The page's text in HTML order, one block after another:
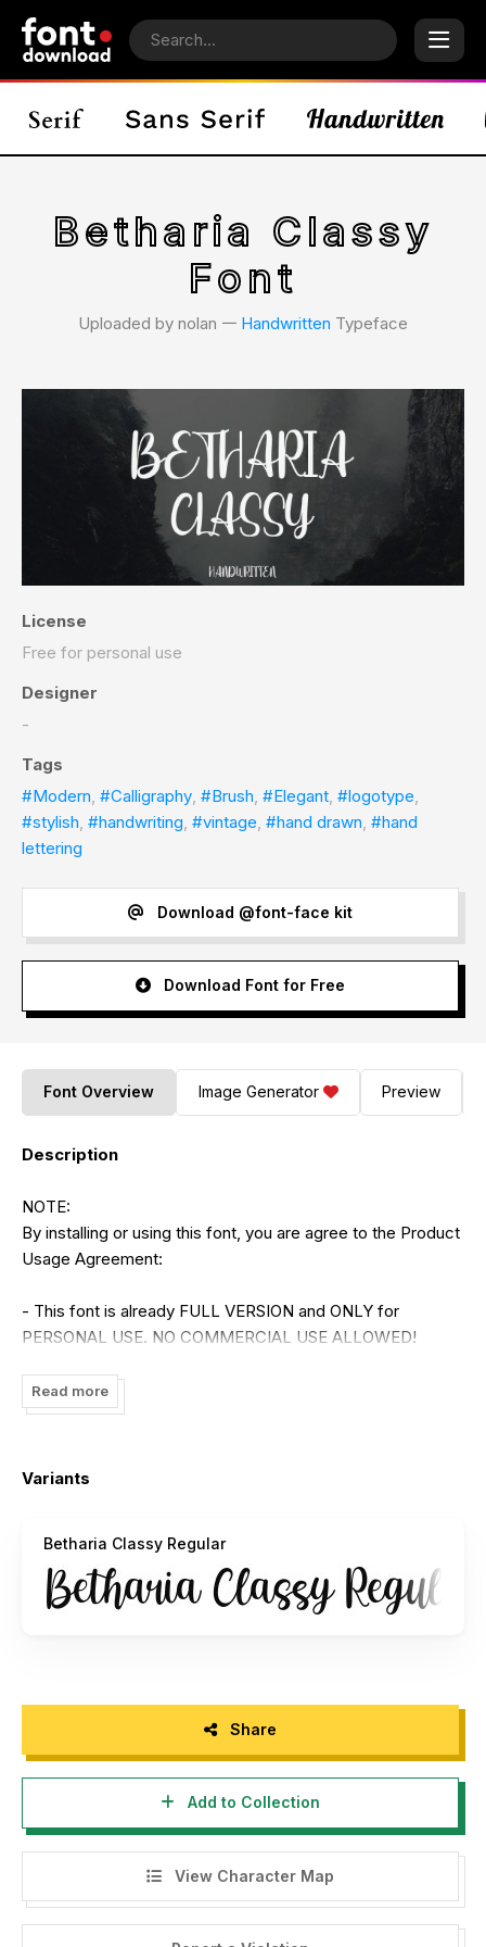
Betharia Classy
Font
Uploaded by nolan 𑁋 Handwritten Typeface
License
Free for personal use
Designer
-
Tags
#Modern, #Calligraphy, #Brush, #Elegant, #logotype,
#stylish, #handwriting, #vintage, #hand drawn, #hand
lettering
Download @font-face kit
Download Font for Free
Font Overview Image Generator Preview
Description
NOTE:
By installing or using this font, you are agree to the Product
Usage Agreement:
- This font is already FULL VERSION and ONLY for
PERSONAL USE. NO COMMERCIAL USE ALLOWED!
- Here is the link to purchase COMMERCIAL LICENSE:
https://stringlabscreative.com/betharia-classy
- If you need a CUSTOM LICENSE or CORPORATE
- Any donation are very appreciated. Our Paypal account
for donation :
https://stringlabscreative.com
Follow our instagram : @stringlabscreativestd
-------------------
INDONESIA:
Dengan meng-install font ini, dan membaca persyaratan ini,
Read more
Variants
Betharia Classy Regular
Share
Add to Collection
View Character Map